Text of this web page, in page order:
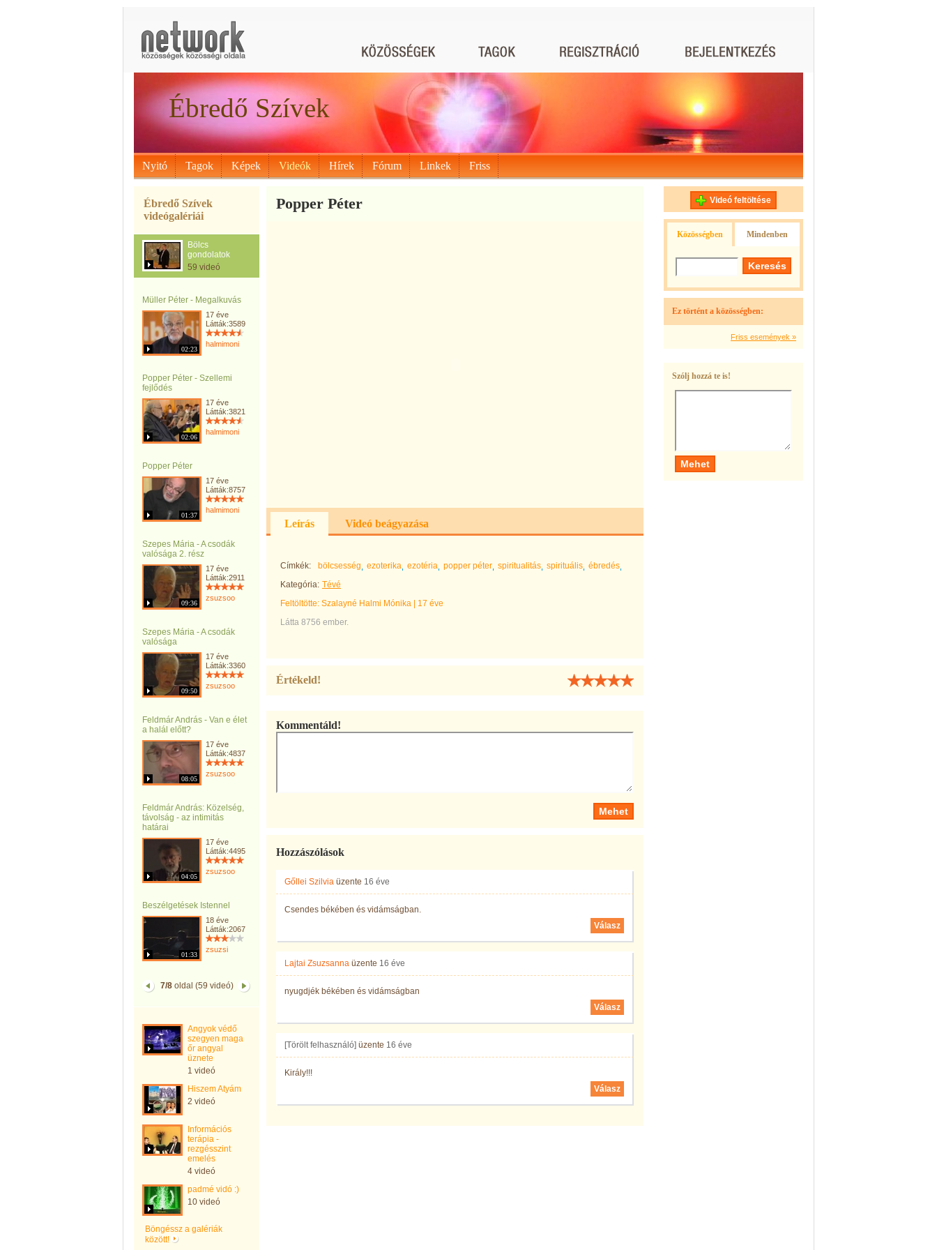
Ébredő Szívek
Nyitó Tagok Képek Videók Hírek Fórum Linkek Friss
Ébredő Szívek
videógalériái
Bölcs
gondolatok
59 videó
Müller Péter - Megalkuvás
02:23
17 éve
Látták:3589
halmimoni
Popper Péter - Szellemi
fejlődés
02:06
17 éve
Látták:3821
halmimoni
Popper Péter
01:37
17 éve
Látták:8757
halmimoni
Szepes Mária - A csodák
valósága 2. rész
09:36
17 éve
Látták:2911
zsuzsoo
Szepes Mária - A csodák
valósága
09:50
17 éve
Látták:3360
zsuzsoo
Feldmár András - Van e élet
a halál előtt?
08:05
17 éve
Látták:4837
zsuzsoo
Feldmár András: Közelség,
távolság - az intimitás
határai
04:05
17 éve
Látták:4495
zsuzsoo
Beszélgetések Istennel
01:33
18 éve
Látták:2067
zsuzsi
7/8oldal (59 videó)
Angyok védő
szegyen maga
őr angyal
üznete
1 videó
Hiszem Atyám
2 videó
Információs
terápia -
rezgésszint
emelés
4 videó
padmé vidó :)
10 videó
Böngéssz a galériák
között!
Popper Péter
Leírás Videó beágyazása
Címkék: bölcsesség ezoterika ezotéria popper péter spiritualitás spirituális ébredés
Kategória: Tévé
Feltöltötte: Szalayné Halmi Mónika
17 éve
Látta 8756 ember.
Értékeld!
Kommentáld!
Hozzászólások
Gőllei Szilvia üzente 16 éve
Csendes békében és vidámságban.
Válasz
Lajtai Zsuzsanna üzente 16 éve
nyugdjék békében és vidámságban
Válasz
[Törölt felhasználó] üzente 16 éve
Király!!!
Válasz
Videó feltöltése
Közösségben Mindenben
Ez történt a közösségben:
Friss események »
Szólj hozzá te is!